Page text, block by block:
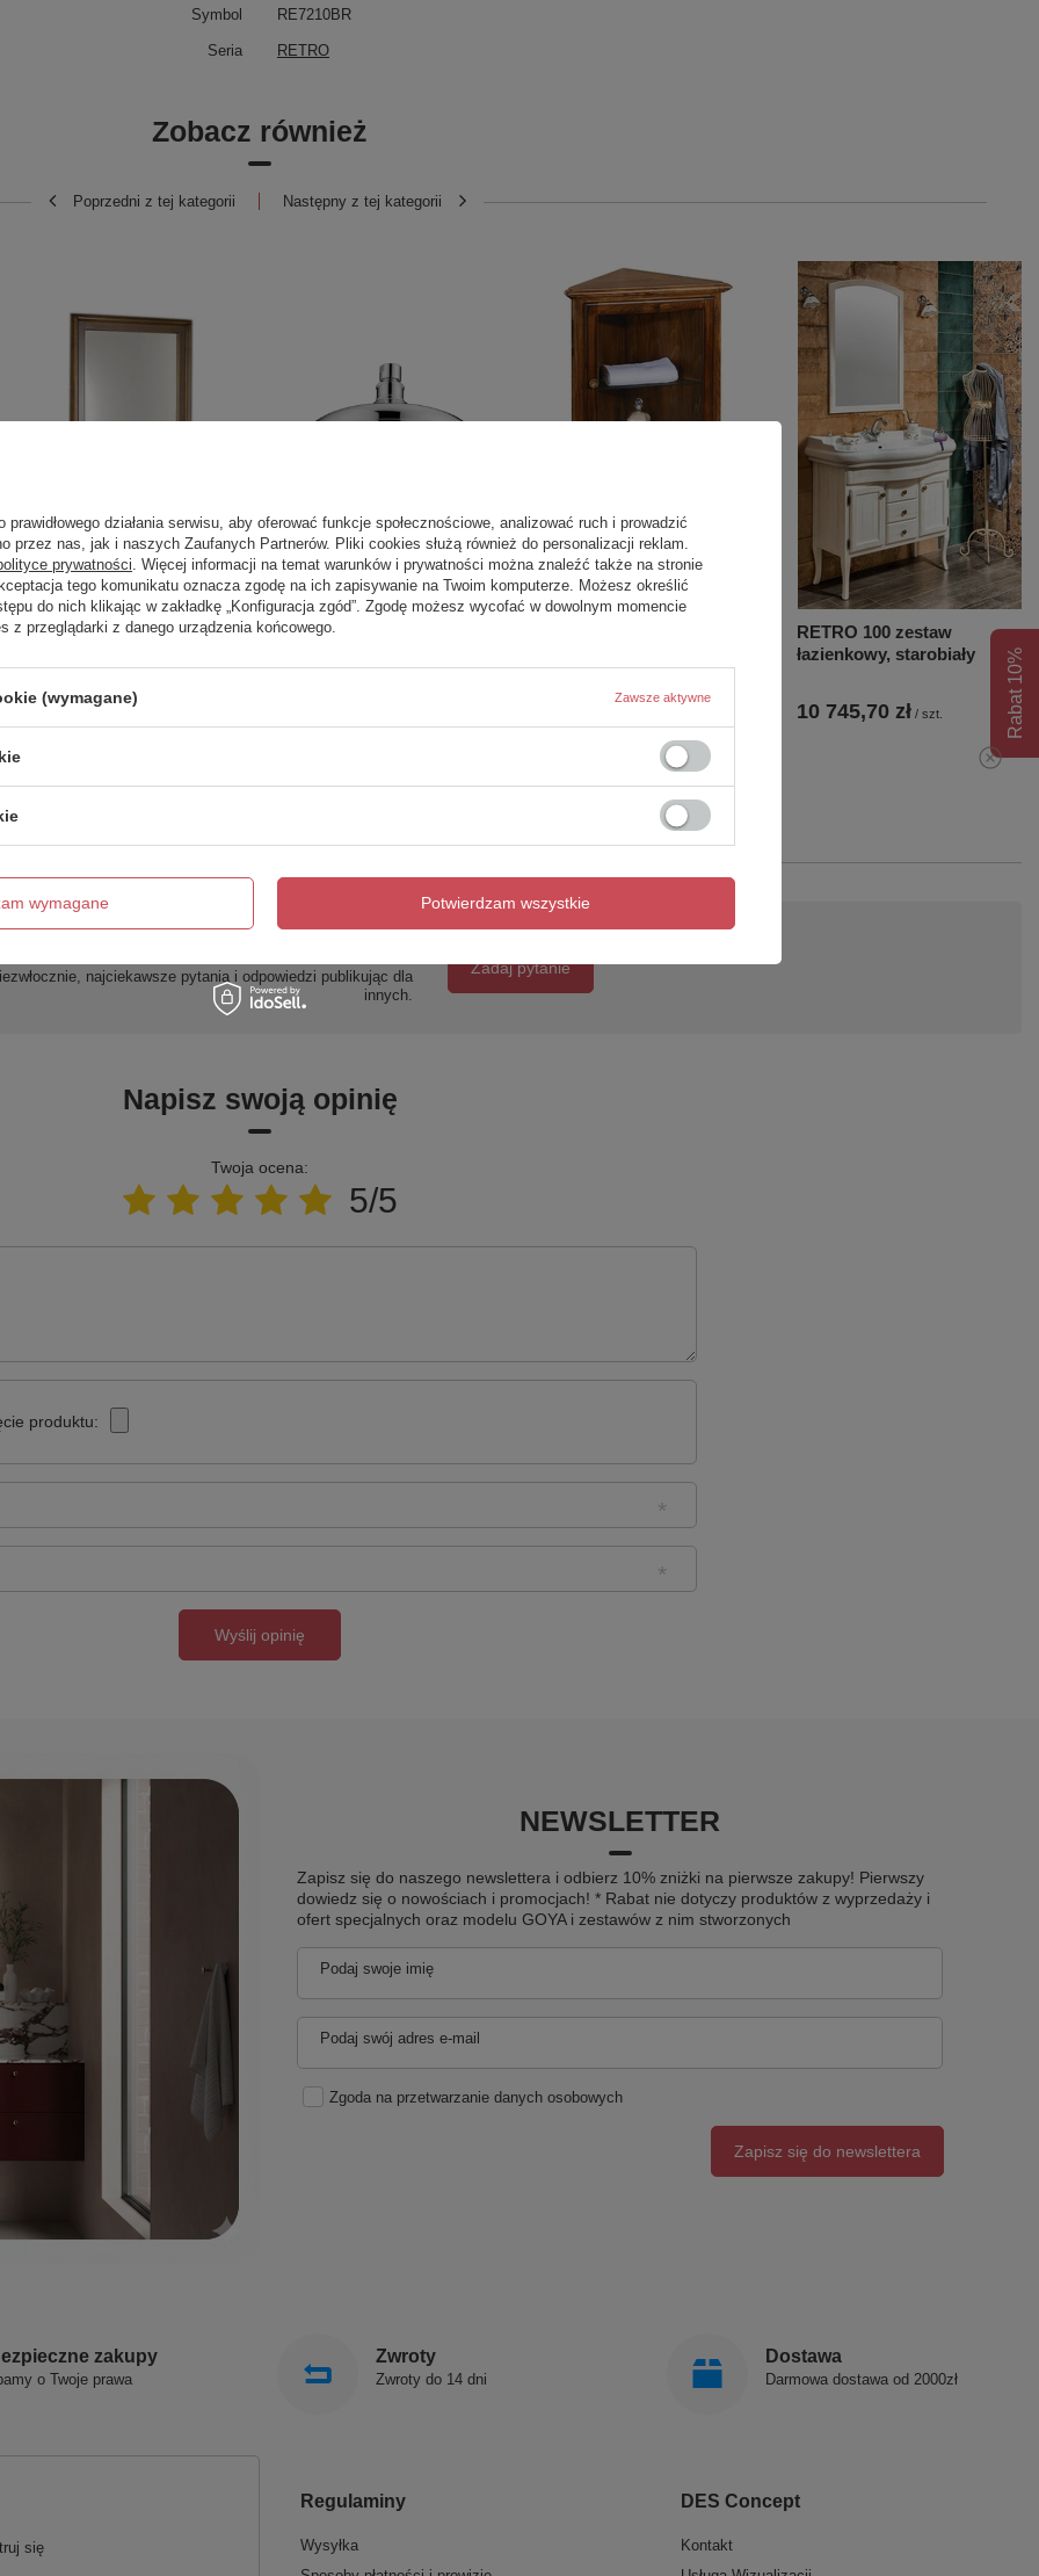
Symbol RE7210BR
Seria RETRO
Zobacz również
Poprzedni z tej kategorii
RETRO lustro w
2 108,80 zł
OKAZJA
RETRO deszczownica, ø20
obniżki:510,00 zł +10%
RETRO 100 zestaw
łazienkowy, starobiały
10 745,70 zł / szt.
Następny z tej kategorii
najciekawsze pytania i odpowiedzi publikując dla
innych.
Zadaj pytanie
Napisz swoją opinię
Twoja ocena:
5/5
produktu:
Wyślij opinię
NEWSLETTER
Zapisz się do naszego newslettera i odbierz 10% zniżki na pierwsze zakupy! Pierwszy
dowiedz się o nowościach i promocjach! * Rabat nie dotyczy produktów z wyprzedaży i
ofert specjalnych oraz modelu GOYA i zestawów z nim stworzonych
Podaj swoje imię
Podaj swój adres e-mail
Zgoda na przetwarzanie danych osobowych
Zapisz się do newslettera
zakupy
o Twoje prawa
Zwroty
Zwroty do 14 dni
Dostawa
Darmowa dostawa od 2000zł
się
Regulaminy
Wysyłka
DES Concept
Kontakt
Rabat 10%
działania serwisu, aby oferować funkcje społecznościowe, analizować ruch i prowadzić
przez nas, jak i naszych Zaufanych Partnerów. Pliki cookies służą również do personalizacji reklam.
prywatności . Więcej informacji na temat warunków i prywatności można znaleźć także na stronie
tego komunikatu oznacza zgodę na ich zapisywanie na Twoim komputerze. Możesz określić
do nich klikając w zakładkę „Konfiguracja zgód”. Zgodę możesz wycofać w dowolnym momencie
z przeglądarki z danego urządzenia końcowego.
(wymagane) Zawsze aktywne
wymagane Potwierdzam wszystkie